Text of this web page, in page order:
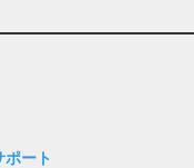
ポート